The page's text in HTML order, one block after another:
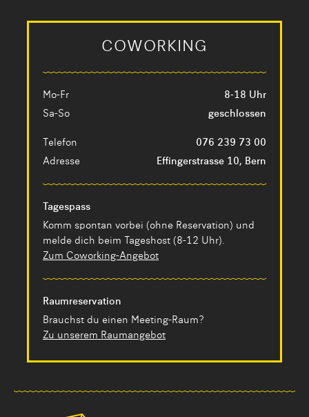
COWORKING
Mo-Fr
8-18 Uhr
Sa-So
geschlossen
Telefon
076 239 73 00
Adresse
Effingerstrasse 10, Bern
Tagespass
Komm spontan vorbei (ohne Reservation) und
melde dich beim Tageshost (8-12 Uhr).
Zum Coworking-Angebot
Raumreservation
Brauchst du einen Meeting-Raum?
Zu unserem Raumangebot